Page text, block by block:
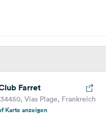
Farret
Vias Plage, Frankreich
Farret
Vias Plage, Frankreich
Karte anzeigen